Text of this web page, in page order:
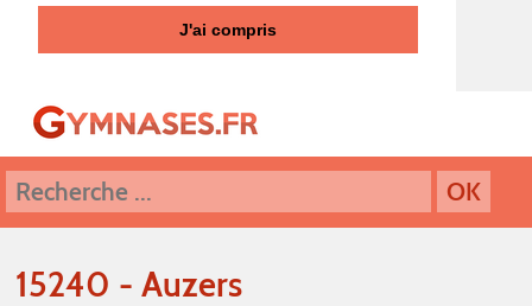
J'ai compris
15240 - Auzers